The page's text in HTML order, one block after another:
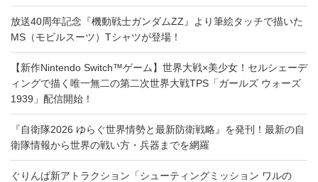
放送40周年記念『機動戦士ガンダムZZ』より筆絵タッチで描いた
MS（モビルスーツ）Tシャツが登場！
【新作Nintendo Switch™ゲーム】世界大戦×美少女！セルシェーデ
ィングで描く唯一無二の第二次世界大戦TPS「ガールズ ウォーズ
1939」配信開始！
『自衛隊2026 ゆらぐ世界情勢と最新防衛戦略』を発刊！最新の自
衛隊情報から世界の戦い方・兵器までを網羅
ぐりんぱ新アトラクション「シューティングミッション ワルの